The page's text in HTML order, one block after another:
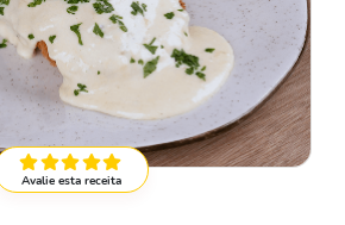
Avalie esta receita